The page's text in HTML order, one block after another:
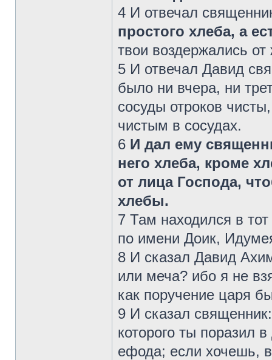
4 И отвечал
простого хлеба, а
твои воздержались
5 И отвечал Давид
было ни вчера, ни
сосуды отроков
чистым в сосудах.
6 И дал ему
него хлеба, кроме
от лица Господа,
хлебы.
7 Там находился в
по имени Доик,
8 И сказал Давид
или меча? ибо я не
как поручение царя
9 И сказал
которого ты поразил
ефода; если хочешь,